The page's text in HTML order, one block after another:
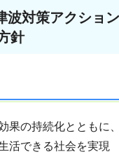
波対策アクショ
針
果の持続化とともに
活できる社会を実現